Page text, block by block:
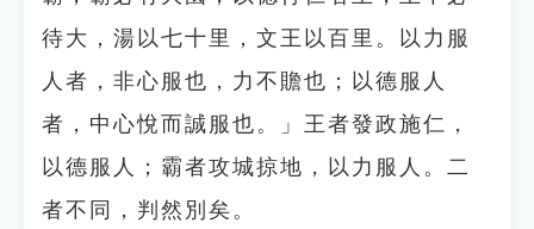
待大，湯以七十里，文王以百里。以力服
人者，非心服也，力不贍也；以德服人
者，中心悅而誠服也。」王者發政施仁，
以德服人；霸者攻城掠地，以力服人。二
者不同，判然別矣。